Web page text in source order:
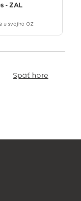
- ZAL
u svojho OZ
Späť hore